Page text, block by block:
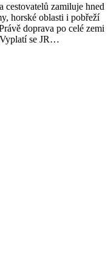
cestovatelů zamiluje hned
horské oblasti i pobřeží
doprava po celé zemi
se JR…